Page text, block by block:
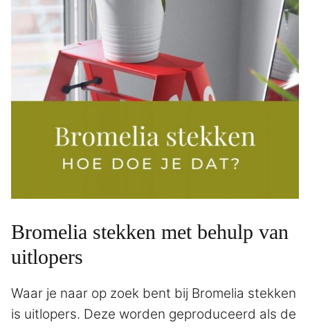
Bromelia stekken met behulp van
uitlopers
Waar je naar op zoek bent bij Bromelia stekken
is uitlopers. Deze worden geproduceerd als de